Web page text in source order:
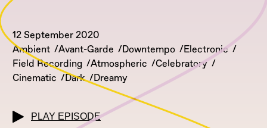
12 September 2020
Ambient
Avant-Garde Downtempo
Electronic
Field Recording
Atmospheric
Celebratory
Cinematic
Dark Dreamy
PLAY EPISODE